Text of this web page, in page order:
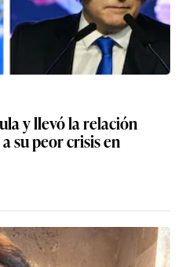
y llevó la relación
su peor crisis en